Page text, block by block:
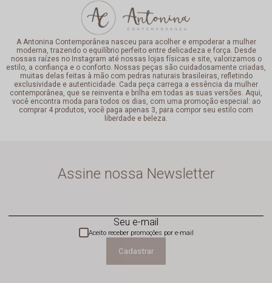
A Antonina Contemporânea nasceu para acolher e empoderar a mulher
moderna, trazendo o equilíbrio perfeito entre delicadeza e força. Desde
nossas raízes no Instagram até nossas lojas físicas e site, valorizamos o
estilo, a confiança e o conforto. Nossas peças são cuidadosamente criadas,
muitas delas feitas à mão com pedras naturais brasileiras, refletindo
exclusividade e autenticidade. Cada peça carrega a essência da mulher
contemporânea, que se reinventa e brilha em todas as suas versões. Aqui,
você encontra moda para todos os dias, com uma promoção especial: ao
comprar 4 produtos, você paga apenas 3, para compor seu estilo com
liberdade e beleza.
Assine nossa Newsletter
Seu e-mail
Cadastrar
Aceito receber promoções por e-mail